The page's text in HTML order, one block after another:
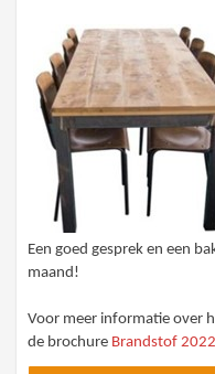
Een goed gesprek en een
maand!
Voor meer informatie over
de brochure Brandstof